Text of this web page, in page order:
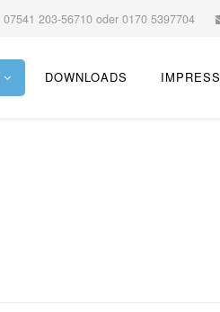
07541 203-56710 oder ‭0170 5397704‬
DOWNLOADS